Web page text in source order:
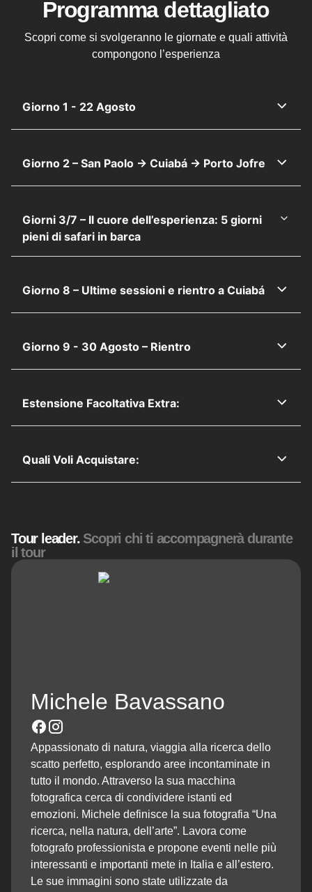
Programma dettagliato
Scopri come si svolgeranno le giornate e quali attività
compongono l’esperienza
Giorno 1 - 22 Agosto
Giorno 2 – San Paolo → Cuiabá → Porto Jofre
Giorni 3/7 – Il cuore dell’esperienza: 5 giorni
pieni di safari in barca
Giorno 8 – Ultime sessioni e rientro a Cuiabá
Giorno 9 - 30 Agosto – Rientro
Estensione Facoltativa Extra:
Quali Voli Acquistare:
Tour leader. Scopri chi ti accompagnerà durante
il tour
Michele Bavassano
Appassionato di natura, viaggia alla ricerca dello
scatto perfetto, esplorando aree incontaminate in
tutto il mondo. Attraverso la sua macchina
fotografica cerca di condividere istanti ed
emozioni. Michele definisce la sua fotografia “Una
ricerca, nella natura, dell’arte”. Lavora come
fotografo professionista e propone eventi nelle più
interessanti e importanti mete in Italia e all’estero.
Le sue immagini sono state utilizzate da